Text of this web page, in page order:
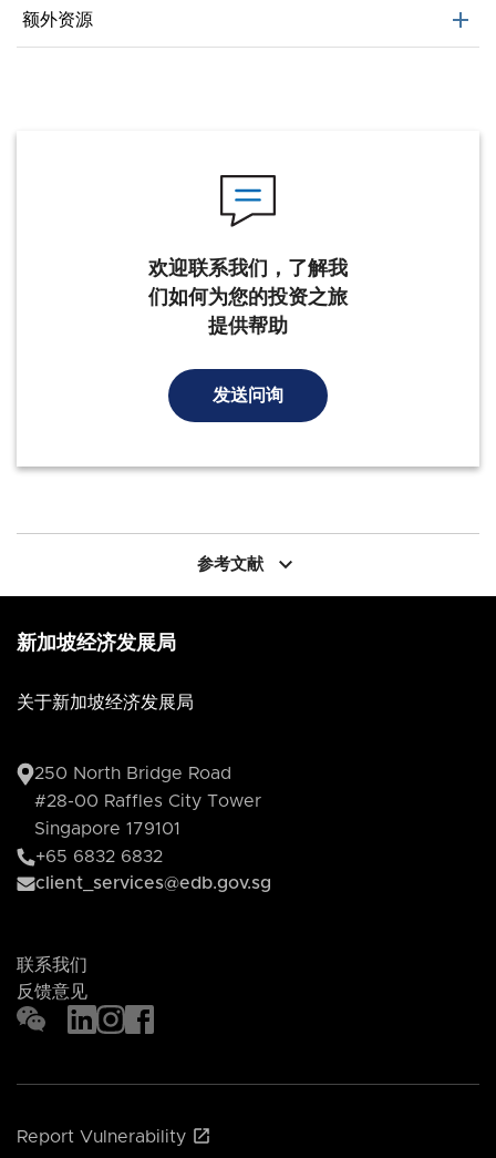
额外资源 add
欢迎联系我们，了解我
们如何为您的投资之旅
提供帮助
发送问询
参考文献 keyboard_arrow_down
新加坡经济发展局
关于新加坡经济发展局
250 North Bridge Road
#28-00 Raffles City Tower
Singapore 179101
+65 6832 6832
client_services@edb.gov.sg
联系我们
反馈意见
Report Vulnerability